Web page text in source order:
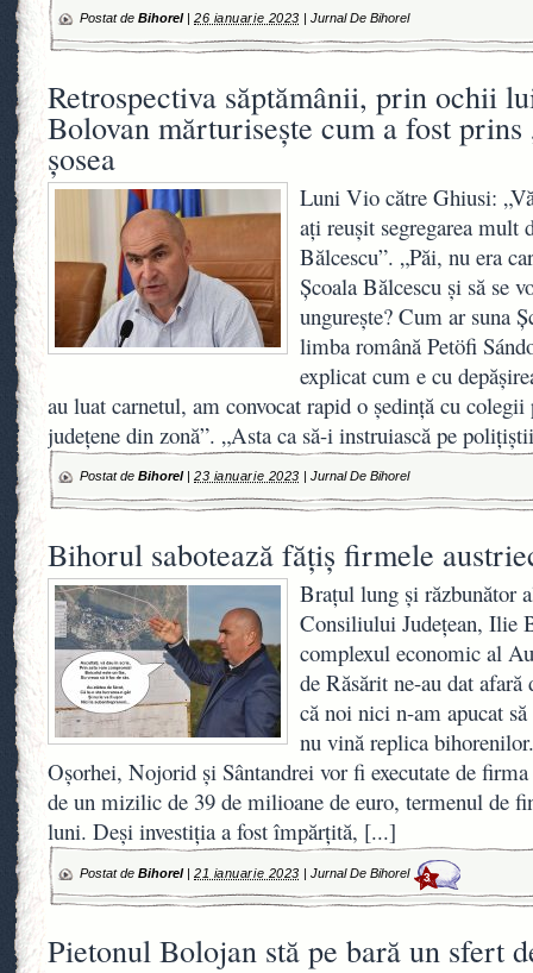
Postat de Bihorel| 26 ianuarie 2023 | Jurnal De Bihorel
Retrospectiva săptămânii, prin ochii
Bolovan mărturisește cum a fost prins
șosea
Luni Vio către Ghiusi:
ați reușit segregarea mult
Bălcescu”. „Păi, nu era
Școala Bălcescu și să se
ungurește? Cum ar suna
limba română Petöfi
explicat cum e cu
au luat carnetul, am convocat rapid o ședință cu
județene din zonă”. „Asta ca să-i instruiască pe
Postat de Bihorel| 23 ianuarie 2023 | Jurnal De Bihorel
Bihorul sabotează fățiș firmele
Brațul lung și răzbunător
Consiliului Județean, Ilie
complexul economic al
de Răsărit ne-au dat afară
că noi nici n-am apucat
nu vină replica
Oșorhei, Nojorid și Sântandrei vor fi executate de
de un mizilic de 39 de milioane de euro, termenul de
luni. Deși investiția a fost împărțită, [...]
Postat de Bihorel| 21 ianuarie 2023 | Jurnal De Bihorel 3
Pietonul Bolojan stă pe bară un sfert